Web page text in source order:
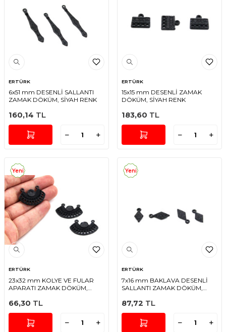
ERTÜRK
6x51 mm DESENLİ SALLANTI
ZAMAK DÖKÜM, SİYAH RENK
160,14 TL
ERTÜRK
15x15 mm DESENLİ ZAMAK
DÖKÜM, SİYAH RENK
183,60 TL
Yeni
ERTÜRK
23x32 mm KOLYE VE FULAR
APARATI ZAMAK DÖKÜM,
66,30 TL
Yeni
ERTÜRK
7x16 mm BAKLAVA DESENLİ
SALLANTI ZAMAK DÖKÜM,
87,72 TL